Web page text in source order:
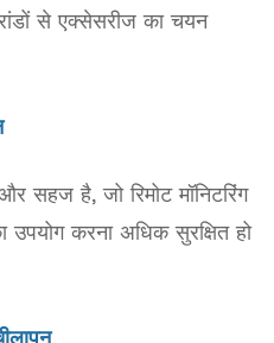
से एक्सेसरीज का चयन
सहज है, जो रिमोट मॉनिटरिंग
करना अधिक सुरक्षित हो